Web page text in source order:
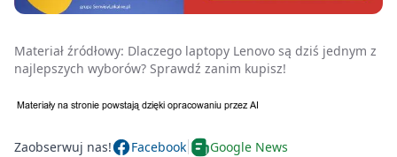
Materiał źródłowy: Dlaczego laptopy Lenovo są dziś jednym z
najlepszych wyborów? Sprawdź zanim kupisz!
Zaobserwuj nas! Facebook Google News